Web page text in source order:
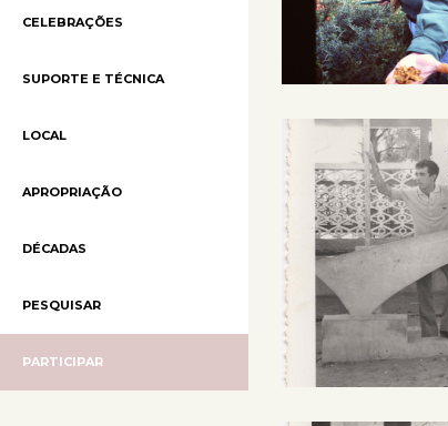
CELEBRAÇÕES
SUPORTE E TÉCNICA
LOCAL
APROPRIAÇÃO
DÉCADAS
PESQUISAR
PARTICIPAR